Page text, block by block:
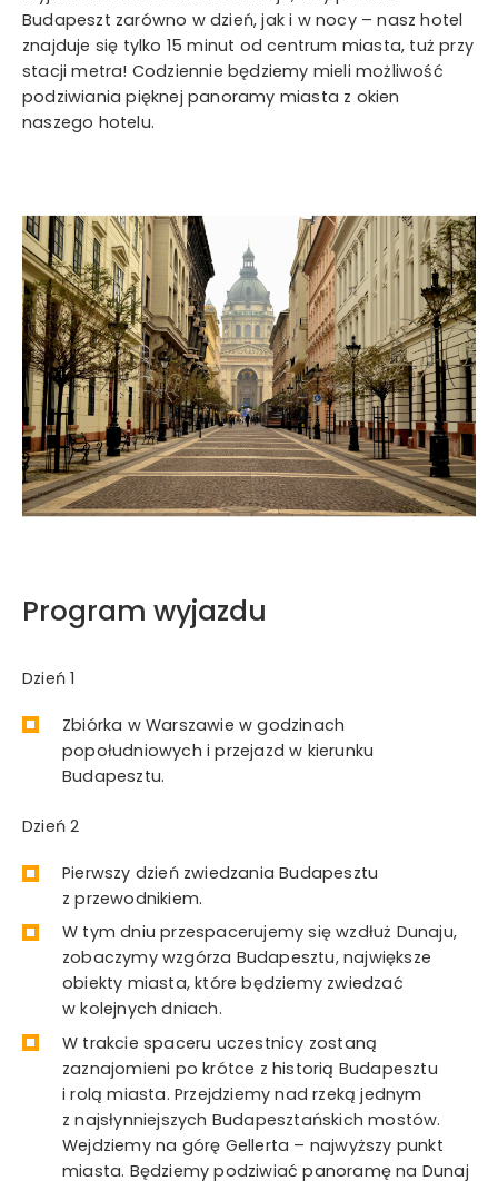
Budapeszt zarówno w dzień, jak i w nocy – nasz hotel
znajduje się tylko 15 minut od centrum miasta, tuż przy
stacji metra! Codziennie będziemy mieli możliwość
podziwiania pięknej panoramy miasta z okien
naszego hotelu.
Program wyjazdu
Dzień 1
Zbiórka w Warszawie w godzinach
popołudniowych i przejazd w kierunku
Budapesztu.
Dzień 2
Pierwszy dzień zwiedzania Budapesztu
z przewodnikiem.
W tym dniu przespacerujemy się wzdłuż Dunaju,
zobaczymy wzgórza Budapesztu, największe
obiekty miasta, które będziemy zwiedzać
w kolejnych dniach.
W trakcie spaceru uczestnicy zostaną
zaznajomieni po krótce z historią Budapesztu
i rolą miasta. Przejdziemy nad rzeką jednym
z najsłynniejszych Budapesztańskich mostów.
Wejdziemy na górę Gellerta – najwyższy punkt
miasta. Będziemy podziwiać panoramę na Dunaj